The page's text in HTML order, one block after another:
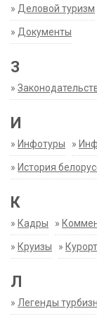
» Деловой туризм
» Документы
З
»
И
» Инфотуры »
» История
К
» Кадры »
» Круизы »
Л
» Легенды